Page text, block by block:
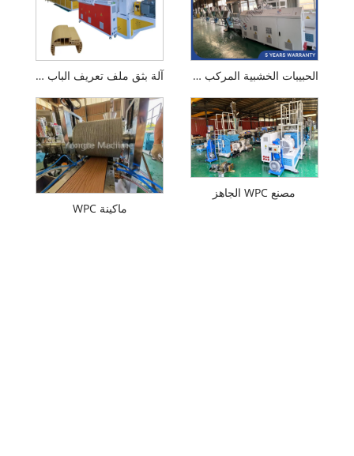
آلة بثق ملف تعريف الباب WPC عالية السرعة الحبيبات الخشبية المركب WPC Make Machine
ماكينة WPC
مصنع WPC الجاهز